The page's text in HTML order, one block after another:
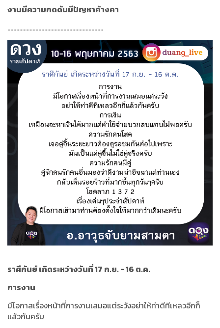
งานมีความกดดันมีปัญหาค้างคา
.................................................................
ราศีกันย์ เกิดระหว่างวันที่ 17 ก.ย. - 16 ต.ค.
การงาน
มีโอกาสเรื่องหน้าที่การงานเสมอแต่ระวังอย่าให้ท่าดีทีเหลวอีกก็
แล้วกันครับ